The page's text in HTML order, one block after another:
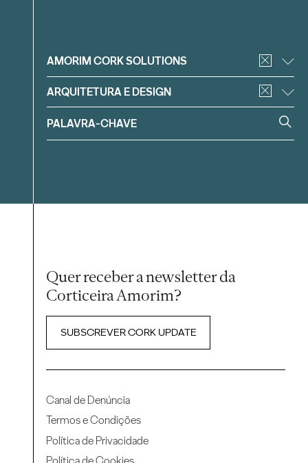
Filtrar
AMORIM CORK SOLUTIONS
ARQUITETURA E DESIGN
Quer receber a newsletter da
Corticeira Amorim?
SUBSCREVER CORK UPDATE
Canal de Denúncia
Termos e Condições
Política de Privacidade